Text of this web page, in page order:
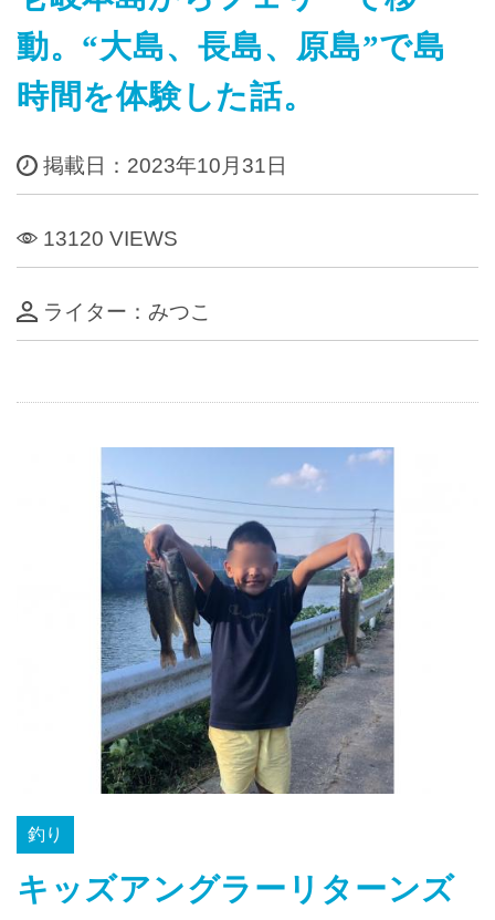
動。“大島、長島、原島”で島
時間を体験した話。
掲載日：2023年10月31日
13120 VIEWS
ライター：みつこ
釣り
キッズアングラーリターンズ